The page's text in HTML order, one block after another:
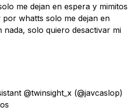
me dejan en espera y mimitos
por whatts solo me dejan en
nada, solo quiero desactivar mi
@twinsight_x (@javcaslop)